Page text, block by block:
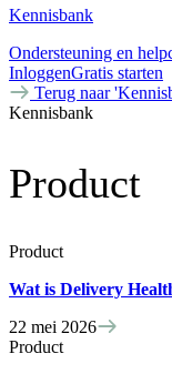
Kennisbank
Ondersteuning en
InloggenGratis starten
Terug naar
Kennisbank
Product
Product
Wat is Delivery
22 mei 2026
Product